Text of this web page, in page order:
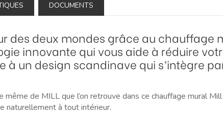
DOCUMENTS
des deux mondes grâce au chauffage
innovante qui vous aide à réduire
à un design scandinave qui s’intègre
même de MILL que l’on retrouve dans ce chauffage mural
naturellement à tout intérieur.